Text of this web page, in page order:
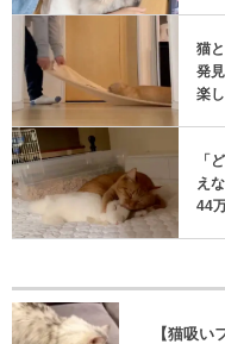
猫
発
楽
「
え
44
【猫吸い